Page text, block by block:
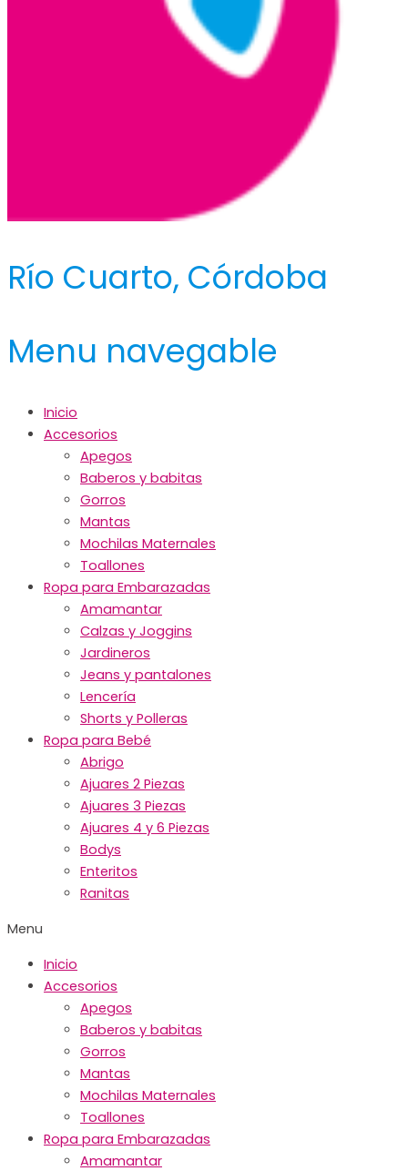
Río Cuarto, Córdoba
Menu navegable
Inicio
Accesorios
Apegos
Baberos y babitas
Gorros
Mantas
Mochilas Maternales
Toallones
Ropa para Embarazadas
Amamantar
Calzas y Joggins
Jardineros
Jeans y pantalones
Lencería
Shorts y Polleras
Ropa para Bebé
Abrigo
Ajuares 2 Piezas
Ajuares 3 Piezas
Ajuares 4 y 6 Piezas
Bodys
Enteritos
Ranitas
Menu
Inicio
Accesorios
Apegos
Baberos y babitas
Gorros
Mantas
Mochilas Maternales
Toallones
Ropa para Embarazadas
Amamantar